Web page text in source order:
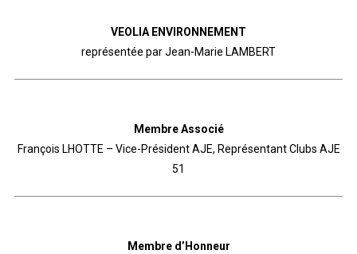
VEOLIA ENVIRONNEMENT
représentée par Jean-Marie LAMBERT
Membre Associé
François LHOTTE – Vice-Président AJE, Représentant Clubs AJE
51
Membre d’Honneur